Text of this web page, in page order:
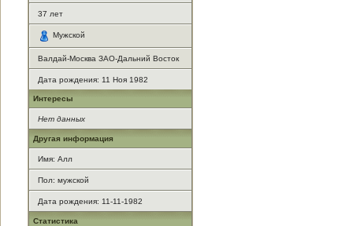
37 лет
Мужской
Валдай-Москва ЗАО-Дальний Восток
Дата рождения: 11 Ноя 1982
Интересы
Нет данных
Другая информация
Имя: Алл
Пол: мужской
Дата рождения: 11-11-1982
Статистика